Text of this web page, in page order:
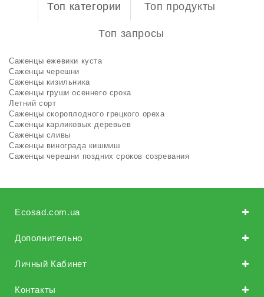
Топ категории Топ продукты
Топ запросы
Саженцы ежевики куста
Саженцы черешни
Саженцы кизильника
Саженцы груши осеннего срока
Летний сорт
Саженцы скороплодного грецкого ореха
Саженцы карликовых деревьев
Саженцы сливы
Саженцы винограда кишмиш
Саженцы черешни поздних сроков созревания
Ecosad.com.ua
Дополнительно
Личный Кабинет
Контакты